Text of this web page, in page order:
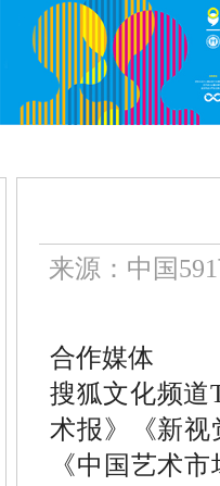
来源：中国
合作媒体
搜狐文化频道
术报》《新
《中国艺术